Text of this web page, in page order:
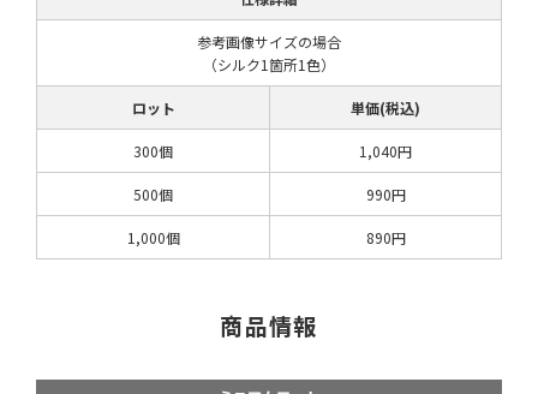
参考画像サイズの場合
（シルク1箇所1色）
ロット 単価(税込)
300個 1,040円
500個 990円
1,000個 890円
商品情報